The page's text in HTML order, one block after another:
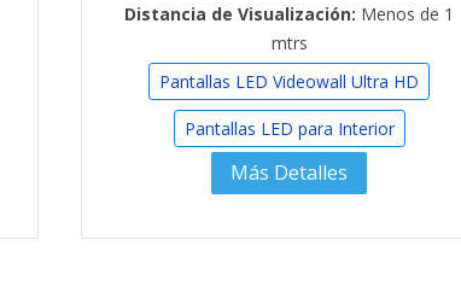
Distancia de Visualización: Menos de 1
mtrs
Pantallas LED Videowall Ultra HD
Pantallas LED para Interior
Más Detalles